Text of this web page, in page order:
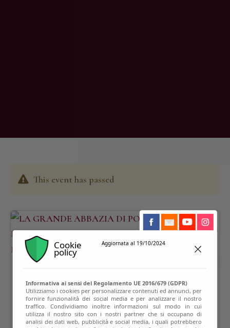
This event has passed
Cookie
policy
Aggiornata al 19/10/2024
Informativa ai sensi del Regolamento UE 2016/679 (GDPR)
Utilizziamo i cookies per personalizzare contenuti ed annunci, per
fornire funzionalità dei social media e per analizzare il nostro
traffico. Condividiamo inoltre informazioni sul modo in cui
utilizza il nostro sito con i nostri partner che si occupano di
analisi dei dati web, pubblicità e social media, i quali potrebbero